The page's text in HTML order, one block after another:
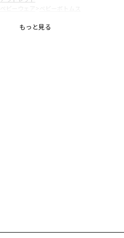
ベビーウェア
ベビーボトムス
もっと見る